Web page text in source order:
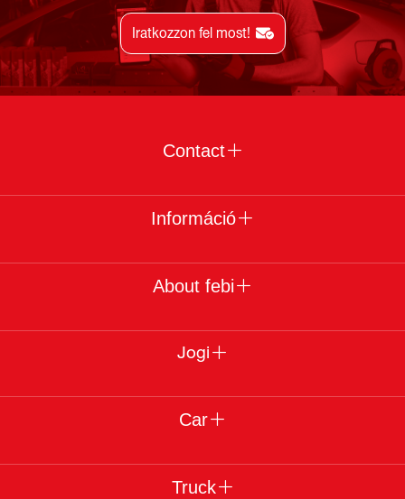
Iratkozzon fel most!
Contact
Információ
About febi
Jogi
Car
Truck